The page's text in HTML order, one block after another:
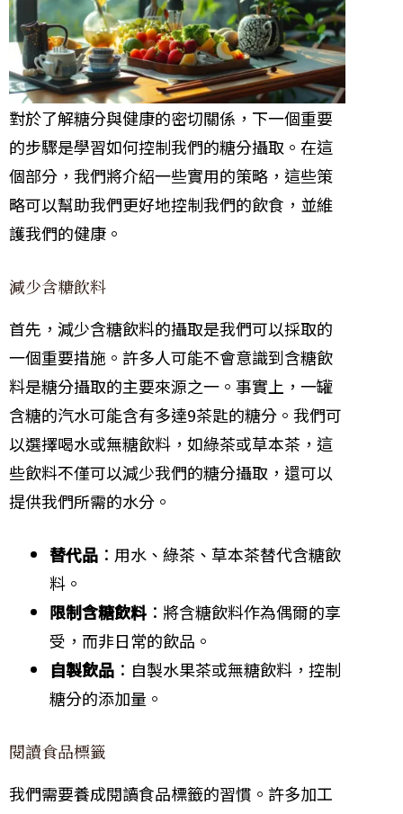
對於了解糖分與健康的密切關係，下一個重要
的步驟是學習如何控制我們的糖分攝取。在這
個部分，我們將介紹一些實用的策略，這些策
略可以幫助我們更好地控制我們的飲食，並維
護我們的健康。
減少含糖飲料
首先，減少含糖飲料的攝取是我們可以採取的
一個重要措施。許多人可能不會意識到含糖飲
料是糖分攝取的主要來源之一。事實上，一罐
含糖的汽水可能含有多達9茶匙的糖分。我們可
以選擇喝水或無糖飲料，如綠茶或草本茶，這
些飲料不僅可以減少我們的糖分攝取，還可以
提供我們所需的水分。
替代品 ：用水、綠茶、草本茶替代含糖飲
料。
限制含糖飲料 ：將含糖飲料作為偶爾的享
受，而非日常的飲品。
自製飲品 ：自製水果茶或無糖飲料，控制
糖分的添加量。
閱讀食品標籤
我們需要養成閱讀食品標籤的習慣。許多加工